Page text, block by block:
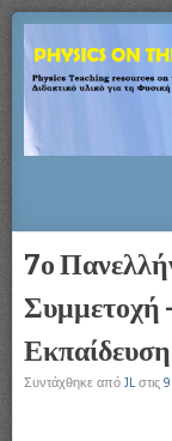
PHYSICS
ON
THE
Teaching
resources
on
web
Giannis
Lefkos
Διδακτικό
υλικό
για
τη
7ο
Συμμετοχή
Συντάχθηκε από JL στις